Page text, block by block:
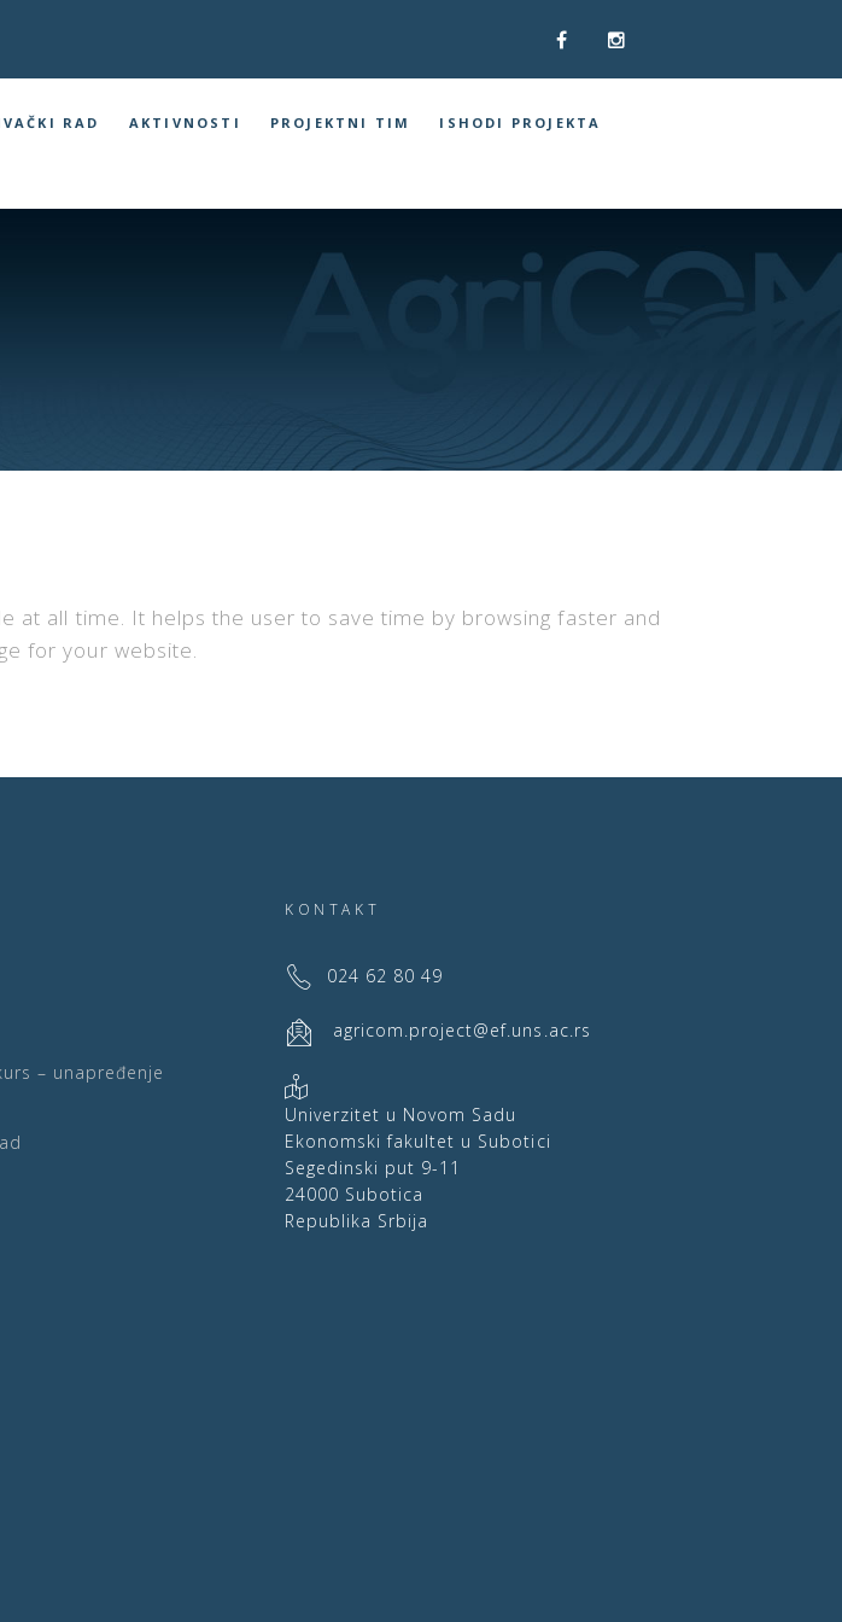
RAD AKTIVNOSTI PROJEKTNI TIM ISHODI PROJEKTA
at all time. It helps the user to save time by browsing faster and
for your website.
– unapređenje
KONTAKT
024 62 80 49
agricom.project@ef.uns.ac.rs
Univerzitet u Novom Sadu
Ekonomski fakultet u Subotici
Segedinski put 9-11
24000 Subotica
Republika Srbija